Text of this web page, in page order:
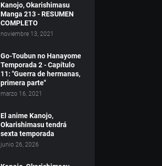
Kanojo, Okarishimasu
Manga 213 - RESUMEN
COMPLETO
noviembre 13, 2021
Go-Toubun no Hanayome
Temporada 2 - Capítulo
11: "Guerra de hermanas,
primera parte"
marzo 16, 2021
El anime Kanojo,
Okarishimasu tendrá
sexta temporada
junio 26, 2026